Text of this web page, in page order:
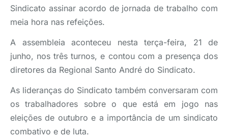
Sindicato assinar acordo de jornada de trabalho com
meia hora nas refeições.
A assembleia aconteceu nesta terça-feira, 21 de
junho, nos três turnos, e contou com a presença dos
diretores da Regional Santo André do Sindicato.
As lideranças do Sindicato também conversaram com
os trabalhadores sobre o que está em jogo nas
eleições de outubro e a importância de um sindicato
combativo e de luta.